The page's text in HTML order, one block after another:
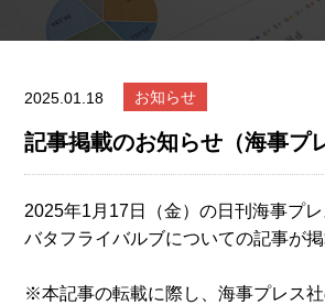
2025.01.18 お知らせ
記事掲載のお知らせ（海事プ
2025年1月17日（金）の日刊海事プ
バタフライバルブについての記事が掲
※本記事の転載に際し、海事プレス